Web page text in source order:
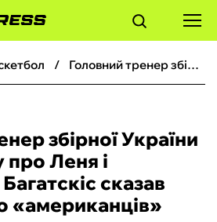
Головний тренер збірної України зробив заяву про Леня і Михайлюка: Багатскіс сказав правду щодо «американців»
збірної України
про Леня і
сказав
«американців»